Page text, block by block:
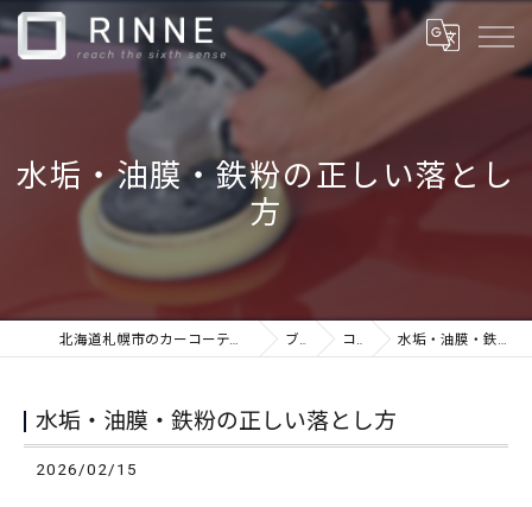
水垢・油膜・鉄粉の正しい落とし
方
北海道札幌市のカーコーティングならカーケアショップRINNE ブログ コラム 水垢・油膜・鉄粉の正しい落とし方
水垢・油膜・鉄粉の正しい落とし方
2026/02/15